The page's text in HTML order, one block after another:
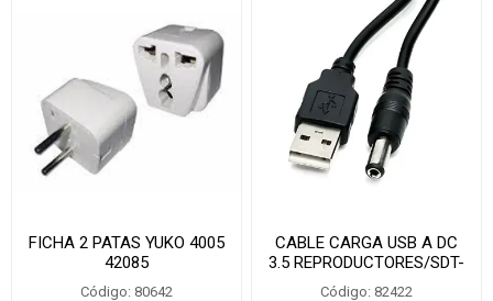
FICHA 2 PATAS YUKO 4005
42085
Código: 80642
CABLE CARGA USB A DC
3.5 REPRODUCTORES/SDT-
DC22 282M
Código: 82422